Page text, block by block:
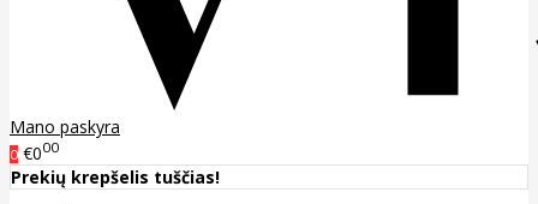
Mano paskyra
0 €000
Prekių krepšelis tuščias!